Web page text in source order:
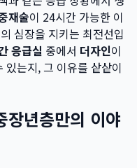
재술이 24시간 가능한 이
심장을 지키는 최전선입
응급실 중에서 더자인이
는지, 그 이유를 샅샅이
년층만의 이야